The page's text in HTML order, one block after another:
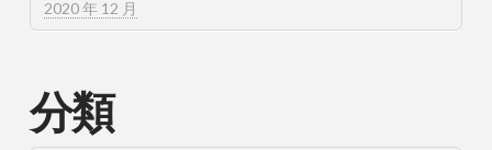
2020 年 12 月
分類